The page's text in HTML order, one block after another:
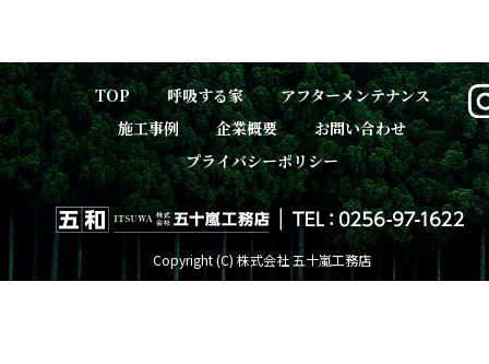
TOP 呼吸する家
アフターメンテナンス
施工事例
企業概要
お問い合わせ
プライバシーポリシー
Copyright (C) 株式会社 五十嵐工務店